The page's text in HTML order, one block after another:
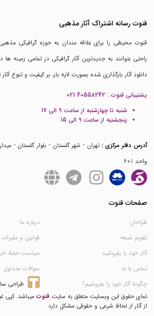
قنوت رسانه اشتراک آثار مذهبی
قنوت محیطی را برای علاقه مندان به حوزه گرافیکی
راحتی بتوانند به جدیدترین آثار گرافیکی در تمامی زمینه
دانلود آثار بارگذاری شده بصورت لایه باز، بر کیفیت و تنوع آثار
پشتیبانی قنوت : 021 40558242
شنبه تا چهارشنبه از ساعت 9 الی 17
پنجشنبه از ساعت 9 الی 15
آدرس دفتر مرکزی :
واحد 601
صفحات قنوت
طراحان
تقویم شیعه
آثار خود را بفروشید
تماس با ما
چگونه آثار خود را بفروشیم؟
درباره ما
قوانین و مقررات
سیاست حفظ
سوالات متداول
طراحی
تمای حقوق این وبسایت متعلق به سایت قنوت میباشد. کپی
از آثار از لحاظ شرعی و حقوقی مشکل دارد